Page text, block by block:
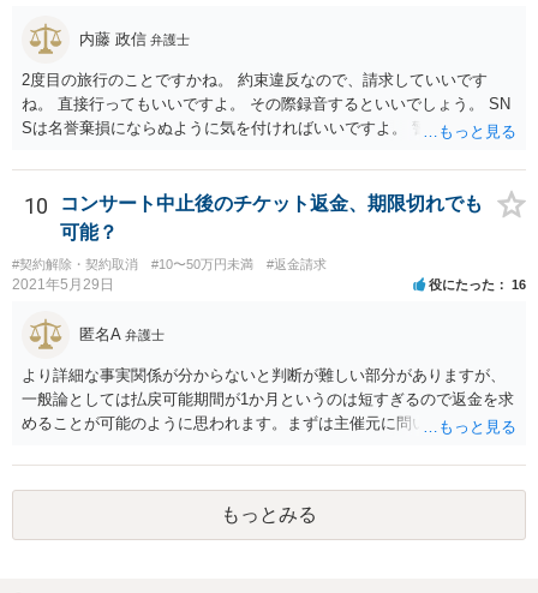
内藤 政信 弁護士
2度目の旅行のことですかね。 約束違反なので、請求していいです
ね。 直接行ってもいいですよ。 その際録音するといいでしょう。 SN
Sは名誉棄損にならぬように気を付ければいいですよ。 警察に行って
10
コンサート中止後のチケット返金、期限切れでも
可能？
#契約解除・契約取消 #10〜50万円未満 #返金請求
2021年5月29日 役にたった 16
匿名A 弁護士
より詳細な事実関係が分からないと判断が難しい部分がありますが、
一般論としては払戻可能期間が1か月というのは短すぎるので返金を求
めることが可能のように思われます。まずは主催元に問い合わせてみ
護士を立てると明らかに費用倒れですので、ご自身でチケットサイト
運営会社等に代金返還請求訴訟等を提起することが考えられるかと存
もっとみる